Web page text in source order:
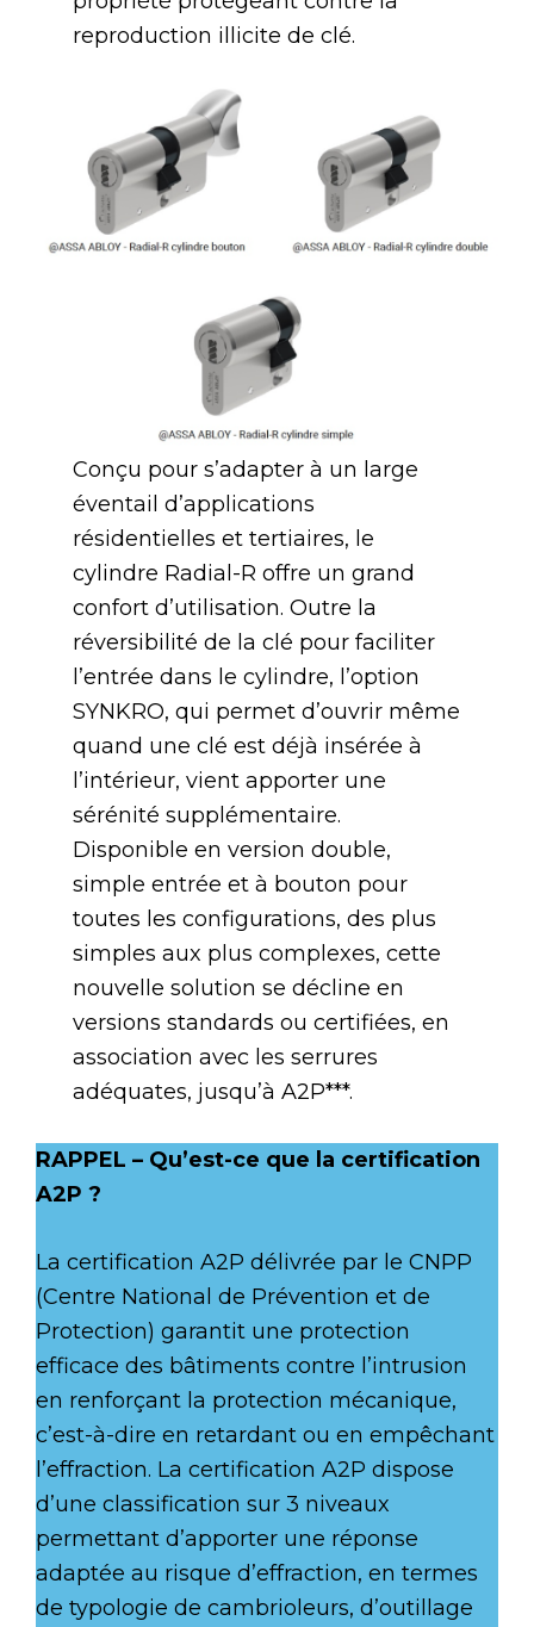
reproduction illicite de clé.
Conçu pour s’adapter à un large
éventail d’applications
résidentielles et tertiaires, le
cylindre Radial-R offre un grand
confort d’utilisation. Outre la
réversibilité de la clé pour faciliter
l’entrée dans le cylindre, l’option
SYNKRO, qui permet d’ouvrir même
quand une clé est déjà insérée à
l’intérieur, vient apporter une
sérénité supplémentaire.
Disponible en version double,
simple entrée et à bouton pour
toutes les configurations, des plus
simples aux plus complexes, cette
nouvelle solution se décline en
versions standards ou certifiées, en
association avec les serrures
adéquates, jusqu’à A2P***.
RAPPEL – Qu’est-ce que la certification
A2P ?
La certification A2P délivrée par le CNPP
(Centre National de Prévention et de
Protection) garantit une protection
efficace des bâtiments contre l’intrusion
en renforçant la protection mécanique,
c’est-à-dire en retardant ou en empêchant
l’effraction. La certification A2P dispose
d’une classification sur 3 niveaux
permettant d’apporter une réponse
adaptée au risque d’effraction, en termes
de typologie de cambrioleurs, d’outillage